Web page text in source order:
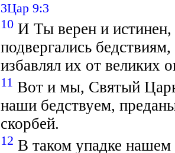
3Цар 9:3
10И Ты верен и истинен,
подвергались
избавлял их от великих
11 Вот и мы, Святый
наши бедствуем,
скорбей.
12 В таком упадке нашем